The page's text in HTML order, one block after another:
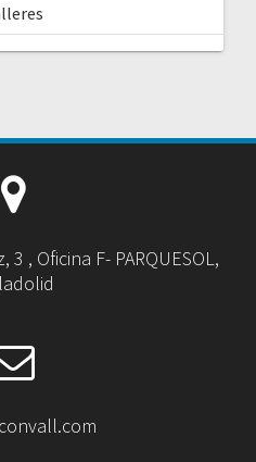
, Oficina F- PARQUESOL,